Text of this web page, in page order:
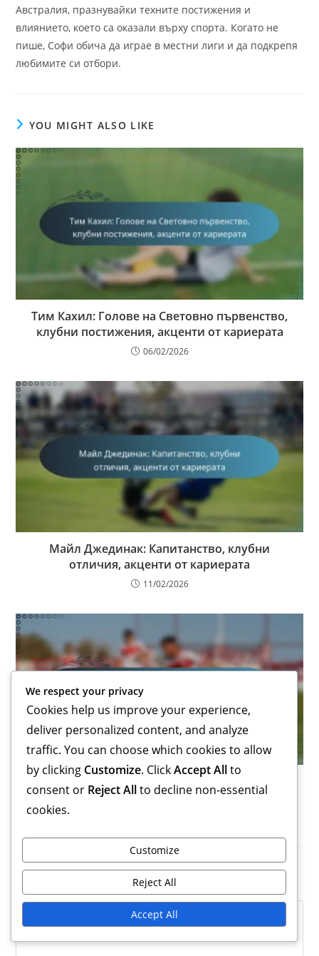
Австралия, празнувайки техните постижения и
влиянието, което са оказали върху спорта. Когато не
пише, Софи обича да играе в местни лиги и да подкрепя
любимите си отбори.
YOU MIGHT ALSO LIKE
Тим Кахил: Голове на Световно първенство,
клубни постижения, акценти от кариерата
06/02/2026
Майл Джединак: Капитанство, клубни
отличия, акценти от кариерата
11/02/2026
Крейг Мур: Клубни титли, международни
приноси, акценти в кариерата
Leave a Reply
We respect your privacy
Cookies help us improve your experience,
deliver personalized content, and analyze
traffic. You can choose which cookies to allow
by clicking Customize. ClickAccept Allto
consent or Reject Allto decline non-essential
cookies.
Customize
Reject All
Accept All